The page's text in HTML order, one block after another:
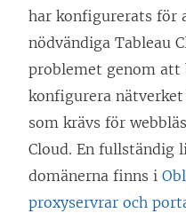
har konfigurerats
nödvändiga Tableau
problemet genom
konfigurera
som krävs för
Cloud. En fullständig
domänerna finns i
proxyservrar och